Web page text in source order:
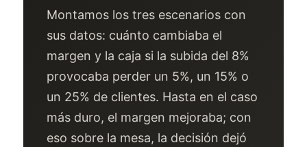
Montamos los tres escenarios con
sus datos: cuánto cambiaba el
margen y la caja si la subida del 8%
provocaba perder un 5%, un 15% o
un 25% de clientes. Hasta en el caso
más duro, el margen mejoraba; con
eso sobre la mesa, la decisión dejó